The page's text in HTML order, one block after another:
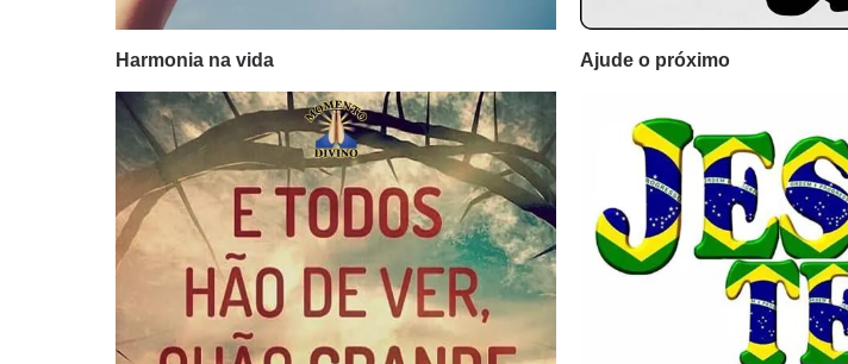
Harmonia na vida Ajude o próximo